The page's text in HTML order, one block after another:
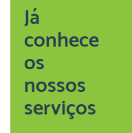
Já
conhece
os
nossos
serviços